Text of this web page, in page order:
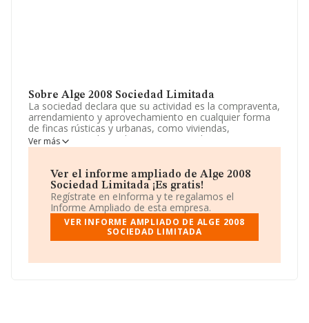
Sobre Alge 2008 Sociedad Limitada
La sociedad declara que su actividad es la compraventa,
arrendamiento y aprovechamiento en cualquier forma
de fincas rústicas y urbanas, como viviendas,
apartamentos, bungalows, garajes, solares. La empresa
es una Sociedad Limitada. Su actividad CNAE es
actividad en mercados exteriores.
La empresaAlge 2008 Sociedad Limitada , CIF
B04703393, se encuentra en Calle Cucarro núm. 85 Esc
Iz. Piso 4 1, (04003), en el municipio de Almería,
Andalucía.
sobre 231.218 compañías, la facturación en el ámbito
Ver más
Ver el informe ampliado de Alge 2008
Sociedad Limitada ¡Es gratis!
Regístrate en eInforma y te regalamos el
Informe Ampliado de esta empresa.
VER INFORME AMPLIADO DE ALGE 2008
SOCIEDAD LIMITADA